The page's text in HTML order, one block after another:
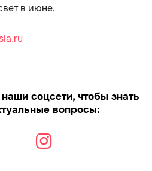
в июне.
соцсети, чтобы знать
вопросы: